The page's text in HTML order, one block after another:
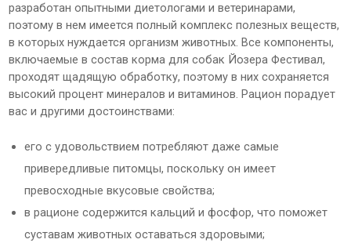
разработан опытными диетологами и ветеринарами,
поэтому в нем имеется полный комплекс полезных веществ,
в которых нуждается организм животных. Все компоненты,
включаемые в состав корма для собак Йозера Фестивал,
проходят щадящую обработку, поэтому в них сохраняется
высокий процент минералов и витаминов. Рацион порадует
вас и другими достоинствами:
его с удовольствием потребляют даже самые
привередливые питомцы, поскольку он имеет
превосходные вкусовые свойства;
в рационе содержится кальций и фосфор, что поможет
суставам животных оставаться здоровыми;